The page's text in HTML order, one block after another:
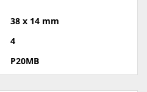
38 x 14 mm
4
P20MB